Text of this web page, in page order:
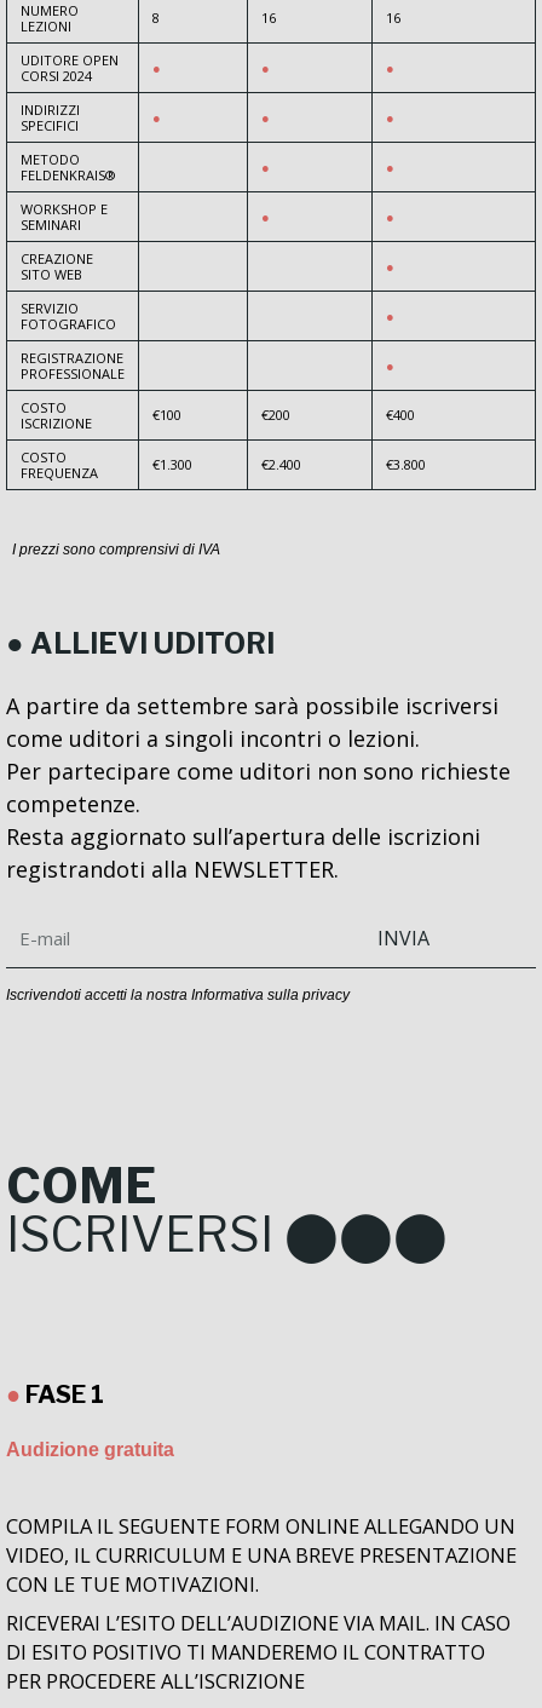
NUMERO
LEZIONI
8 16 16
UDITORE OPEN
CORSI 2024
● ● ●
INDIRIZZI
SPECIFICI
● ● ●
METODO
FELDENKRAIS®
● ●
WORKSHOP E
SEMINARI
● ●
CREAZIONE
SITO WEB
●
SERVIZIO
FOTOGRAFICO
●
REGISTRAZIONE
PROFESSIONALE
●
COSTO
ISCRIZIONE
€100 €200 €400
COSTO
FREQUENZA
€1.300 €2.400 €3.800
I prezzi sono comprensivi di IVA
● ALLIEVI UDITORI
A partire da settembre sarà possibile iscriversi
come uditori a singoli incontri o lezioni.
Per partecipare come uditori non sono richieste
competenze.
Resta aggiornato sull’apertura delle iscrizioni
registrandoti alla NEWSLETTER.
INVIA
Iscrivendoti accetti la nostra Informativa sulla privacy
COME
ISCRIVERSI ⬤⬤⬤
● FASE 1
Audizione gratuita
COMPILA IL SEGUENTE FORM ONLINE ALLEGANDO UN
VIDEO, IL CURRICULUM E UNA BREVE PRESENTAZIONE
CON LE TUE MOTIVAZIONI.
RICEVERAI L’ESITO DELL’AUDIZIONE VIA MAIL. IN CASO
DI ESITO POSITIVO TI MANDEREMO IL CONTRATTO
PER PROCEDERE ALL’ISCRIZIONE